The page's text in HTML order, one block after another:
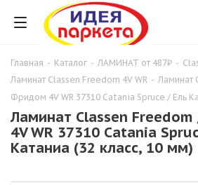
Главная - Каталог - ЛАМИНАТ от 487₽ -
Ламинат Classen Freedom 4V WR - Ламинат
Фридом 4V WR 37310 Catania Spruce / Ель
Ламинат Classen
4V WR 37310 Catania
Катаниа (32 класс, 10 мм)